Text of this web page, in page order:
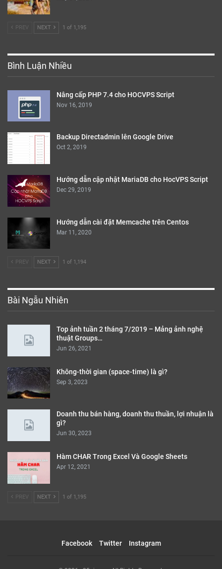
PREV NEXT 1 of 1,195
Bình Luận Nhiều
Nâng cấp PHP 7.4 cho HOCVPS Script
Nov 16, 2019
Backup Directadmin lên Google Drive
Oct 2, 2019
Hướng dẫn cập nhật MariaDB cho HocVPS Script
Dec 29, 2019
Hướng dẫn cài đặt Memcache trên Centos
Mar 11, 2020
PREV NEXT 1 of 1,194
Bài Ngẫu Nhiên
Top ảnh tuần 2 tháng 7/2019 – Mảng ảnh nghệ
thuật Groups…
Jun 26, 2021
Không-thời gian (space-time) là gì?
Sep 3, 2023
Doanh thu bán hàng, doanh thu thuần, lợi nhuận là
gì?
Jun 30, 2023
Hàm CHAR Trong Excel Và Google Sheets
Apr 12, 2021
PREV NEXT 1 of 1,195
Facebook Twitter Instagram